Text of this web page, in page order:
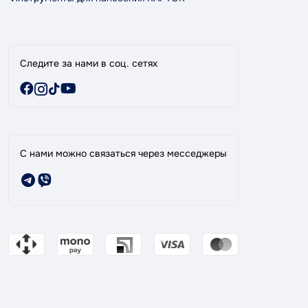
Бренды
Следите за нами в соц. сетях
С нами можно связаться через месседжеры